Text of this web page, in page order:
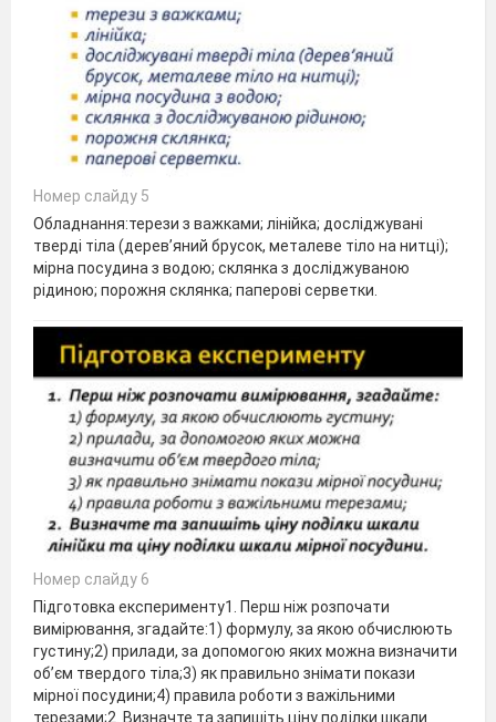
Номер слайду 5
Обладнання:терези з важками; лінійка; досліджувані
тверді тіла (дерев’яний брусок, металеве тіло на нитці);
мірна посудина з водою; склянка з досліджуваною
рідиною; порожня склянка; паперові серветки.
Номер слайду 6
Підготовка експерименту1. Перш ніж розпочати
вимірювання, згадайте:1) формулу, за якою обчислюють
густину;2) прилади, за допомогою яких можна визначити
об’єм твердого тіла;3) як правильно знімати покази
мірної посудини;4) правила роботи з важільними
терезами;2. Визначте та запишіть ціну поділки шкали